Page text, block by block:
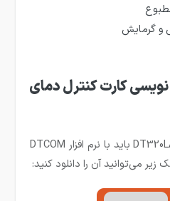
و گرمایش
نویسی کارت کنترل دمای
کارت کنترل دمای دلتا DT320LA-0200 باید با نرم افزار DTCOM
زیر می‌توانید آن را دانلود کنید: